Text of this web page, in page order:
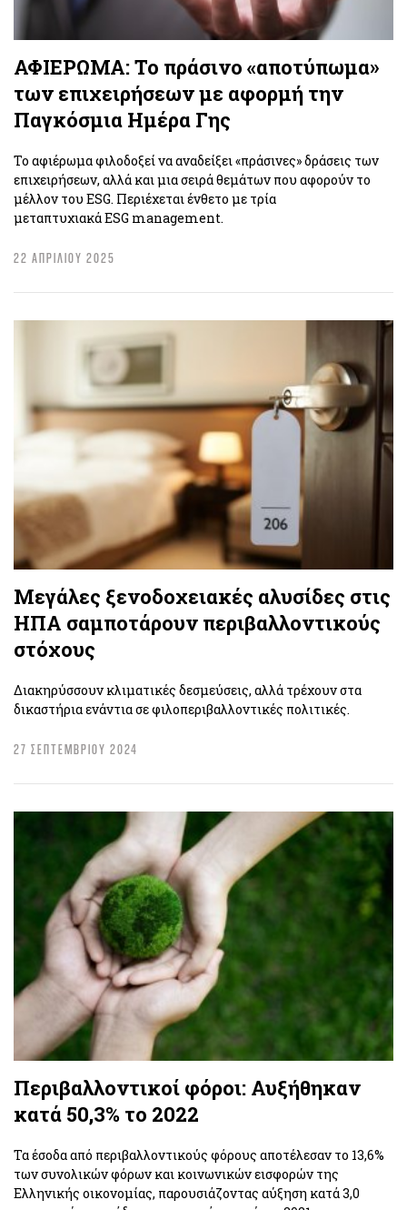
ΑΦΙΕΡΩΜΑ: Το πράσινο «αποτύπωμα»
των επιχειρήσεων με αφορμή την
Παγκόσμια Ημέρα Γης
Το αφιέρωμα φιλοδοξεί να αναδείξει «πράσινες» δράσεις των
επιχειρήσεων, αλλά και μια σειρά θεμάτων που αφορούν το
μέλλον του ESG. Περιέχεται ένθετο με τρία
μεταπτυχιακά ESG management.
22 ΑΠΡΙΛΙΟΥ 2025
Μεγάλες ξενοδοχειακές αλυσίδες στις
ΗΠΑ σαμποτάρουν περιβαλλοντικούς
στόχους
Διακηρύσσουν κλιματικές δεσμεύσεις, αλλά τρέχουν στα
δικαστήρια ενάντια σε φιλοπεριβαλλοντικές πολιτικές.
27 ΣΕΠΤΕΜΒΡΙΟΥ 2024
Περιβαλλοντικοί φόροι: Αυξήθηκαν
κατά 50,3% το 2022
Τα έσοδα από περιβαλλοντικούς φόρους αποτέλεσαν το 13,6%
των συνολικών φόρων και κοινωνικών εισφορών της
Ελληνικής οικονομίας, παρουσιάζοντας αύξηση κατά 3,0